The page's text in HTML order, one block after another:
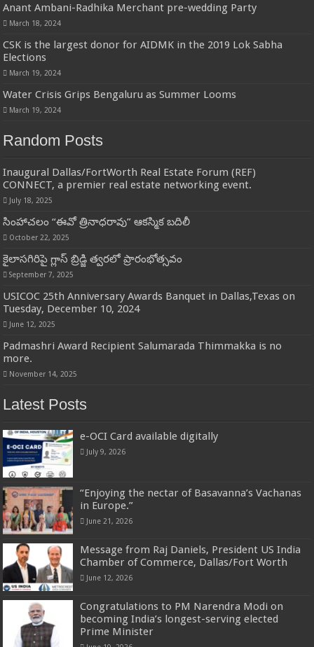
Anant Ambani-Radhika Merchant pre-wedding Party
March 18, 2024
CSK is the largest donor for AIDMK in the 2019 Lok Sabha
Elections
March 19, 2024
Water Crisis Grips Bengaluru as Summer Looms
March 19, 2024
Random Posts
Inaugural Dallas/FortWorth Real Estate Forum (REF)
CONNECT, a premier real estate networking event.
July 18, 2025
సింహాచలం “ఈవో త్రినాధరావు” ఆకస్మిక బదిలీ
October 22, 2025
కైలాసగిరిపై గ్లాస్ బ్రిడ్జి త్వరలో ప్రారంభోత్సవం
September 7, 2025
USICOC 25th Anniversary Awards Banquet in Dallas,Texas on
Tuesday, December 10, 2024
June 12, 2025
Padmashri Award Recipient Salumarada Thimmakka is no
more.
November 14, 2025
Latest Posts
e-OCI Card available digitally
July 9, 2026
“Enjoying the nectar of Basavanna’s Vachanas
in Europe.”
June 21, 2026
Message from Raj Daniels, President US India
Chamber of Commerce, Dallas/Fort Worth
June 12, 2026
Congratulations to PM Narendra Modi on
becoming India’s longest-serving elected
Prime Minister